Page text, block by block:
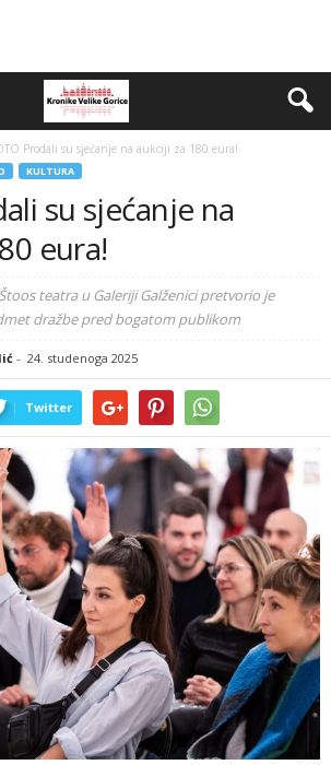
Prodali su sjećanje na aukciji za 180 eura!
KULTURA
su sjećanje na
eura!
teatra u Galeriji Galženici pretvorio je
dražbe pred bogatom publikom
- 24. studenoga 2025
Twitter